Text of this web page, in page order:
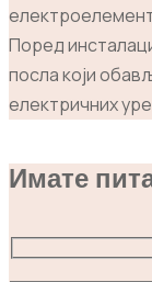
Поред
посла који
електричних
Имате